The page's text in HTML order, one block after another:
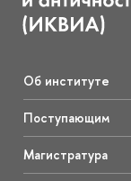
Об институте
Поступающим
Магистратура